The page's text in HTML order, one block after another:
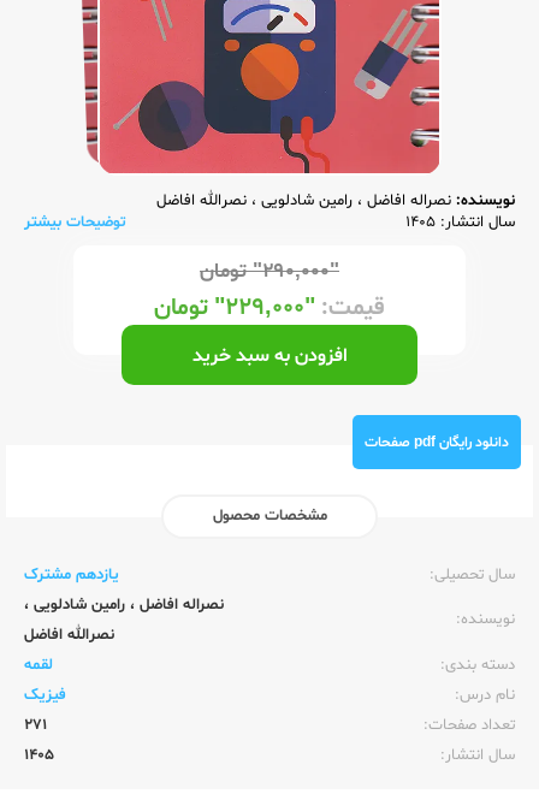
نویسنده: نصراله افاضل ، رامین شادلویی ، نصرالله افاضل
سال انتشار: 1405
توضیحات بیشتر
"۲۹۰,۰۰۰" تومان
قیمت: "۲۲۹,۰۰۰" تومان
افزودن به سبد خرید
دانلود رایگان pdf صفحات
مشخصات محصول
سال تحصیلی:‌
یازدهم مشترک
نویسنده:‌
نصراله افاضل ، رامین شادلویی ،
نصرالله افاضل
دسته بندی:
لقمه
نام درس:
فیزیک
تعداد صفحات:‌
271
سال انتشار:‌
1405